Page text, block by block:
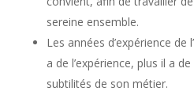
sereine ensemble.
Les années d’expérience de
a de l’expérience, plus il a
subtilités de son métier.